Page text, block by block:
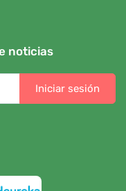
noticias
Iniciar sesión